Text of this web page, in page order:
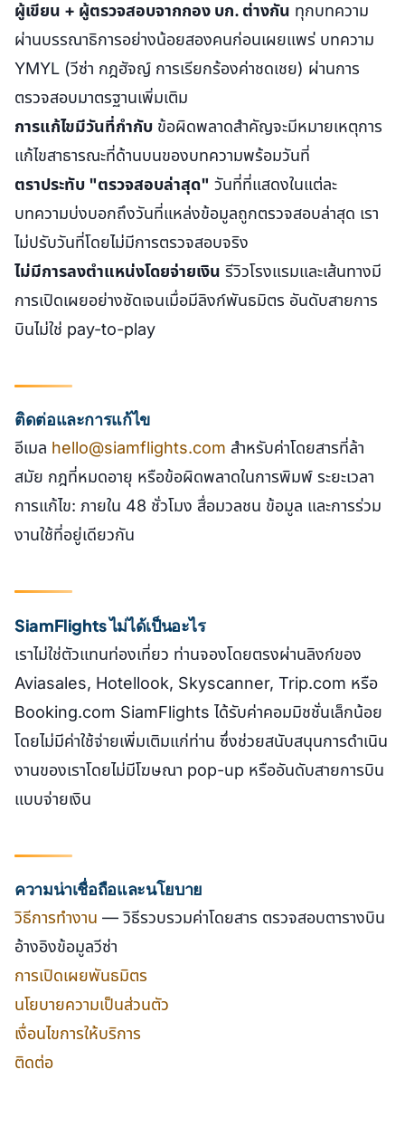
ผู้เขียน + ผู้ตรวจสอบจากกอง บก. ต่างกัน ทุกบทความ
ผ่านบรรณาธิการอย่างน้อยสองคนก่อนเผยแพร่ บทความ
YMYL (วีซ่า กฎฮัจญ์ การเรียกร้องค่าชดเชย) ผ่านการ
ตรวจสอบมาตรฐานเพิ่มเติม
การแก้ไขมีวันที่กำกับ ข้อผิดพลาดสำคัญจะมีหมายเหตุการ
แก้ไขสาธารณะที่ด้านบนของบทความพร้อมวันที่
ตราประทับ "ตรวจสอบล่าสุด" วันที่ที่แสดงในแต่ละ
บทความบ่งบอกถึงวันที่แหล่งข้อมูลถูกตรวจสอบล่าสุด เรา
ไม่ปรับวันที่โดยไม่มีการตรวจสอบจริง
ไม่มีการลงตำแหน่งโดยจ่ายเงิน รีวิวโรงแรมและเส้นทางมี
การเปิดเผยอย่างชัดเจนเมื่อมีลิงก์พันธมิตร อันดับสายการ
บินไม่ใช่ pay-to-play
ติดต่อและการแก้ไข
อีเมล hello@siamflights.com สำหรับค่าโดยสารที่ล้า
สมัย กฎที่หมดอายุ หรือข้อผิดพลาดในการพิมพ์ ระยะเวลา
การแก้ไข: ภายใน 48 ชั่วโมง สื่อมวลชน ข้อมูล และการร่วม
งานใช้ที่อยู่เดียวกัน
SiamFlights ไม่ได้เป็นอะไร
เราไม่ใช่ตัวแทนท่องเที่ยว ท่านจองโดยตรงผ่านลิงก์ของ
Aviasales, Hotellook, Skyscanner, Trip.com หรือ
Booking.com SiamFlights ได้รับค่าคอมมิชชั่นเล็กน้อย
โดยไม่มีค่าใช้จ่ายเพิ่มเติมแก่ท่าน ซึ่งช่วยสนับสนุนการดำเนิน
งานของเราโดยไม่มีโฆษณา pop-up หรืออันดับสายการบิน
แบบจ่ายเงิน
ความน่าเชื่อถือและนโยบาย
วิธีการทำงาน — วิธีรวบรวมค่าโดยสาร ตรวจสอบตารางบิน
อ้างอิงข้อมูลวีซ่า
การเปิดเผยพันธมิตร
นโยบายความเป็นส่วนตัว
เงื่อนไขการให้บริการ
ติดต่อ